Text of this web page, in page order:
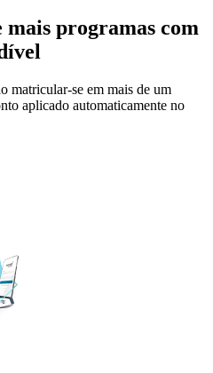
programas com
matricular-se em mais de um
aplicado automaticamente no